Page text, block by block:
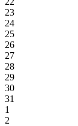
23
24
25
26
27
28
29
30
31
1
2